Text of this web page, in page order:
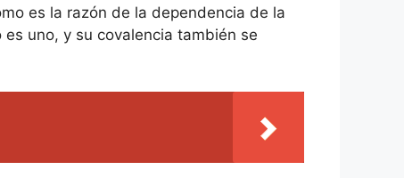
es la razón de la dependencia de la
uno, y su covalencia también se